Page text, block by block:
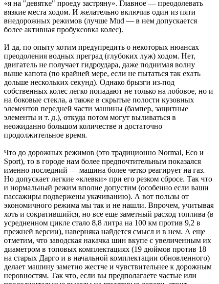
«я на "девятке" проеду застряну». Главное — преодолевать
вязкие места ходом. И желательно включив один из пяти
внедорожных режимов (лучше Mud — в нем допускается
более активная пробуксовка колес).
И да, по опыту хотим предупредить о некоторых нюансах
преодоления водных преград (глубоких луж) ходом. Нет,
двигатель не получает гидроудара, даже поднимая волну
выше капота (по крайней мере, если не пытаться так ехать
дольше нескольких секунд). Однако брызги из-под
собственных колес легко попадают не только на лобовое, но и
на боковые стекла, а также в скрытые полости кузовных
элементов передней части машины (бампер, защитные
элементы и т. д.), откуда потом могут выливаться в
неожиданно большом количестве и достаточно
продолжительное время.
Что до дорожных режимов (это традиционно Normal, Eco и
Sport), то в городе нам более предпочтительным показался
именно последний — машина более четко реагирует на газ.
Но допускает легкие «клевки» при его резком сбросе. Так что
и нормальный режим вполне допустим (особенно если ваши
пассажиры подвержены укачиванию). А вот пользы от
экономичного режима мы так и не нашли. Впрочем, учитывая
хоть и сократившийся, но все еще заметный расход топлива (в
усредненном цикле стало 8,8 литра на 100 км против 9,2 в
прежней версии), наверняка найдется смысл и в нем. А еще
отметим, что заводская накачка шин вкупе с увеличенным их
диаметром в топовых комплектациях (19 дюймов против 18
на старых Дарго и в начальной комплектации обновленного)
делает машину заметно жестче и чувствительнее к дорожным
неровностям. Так что, если вы предполагаете частые или